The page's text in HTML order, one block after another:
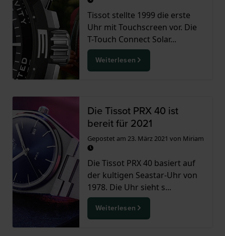
Tissot stellte 1999 die erste
Uhr mit Touchscreen vor. Die
T-Touch Connect Solar...
Weiterlesen
Die Tissot PRX 40 ist
bereit für 2021
Gepostet am 23. März 2021 von Miriam
Die Tissot PRX 40 basiert auf
der kultigen Seastar-Uhr von
1978. Die Uhr sieht s...
Weiterlesen